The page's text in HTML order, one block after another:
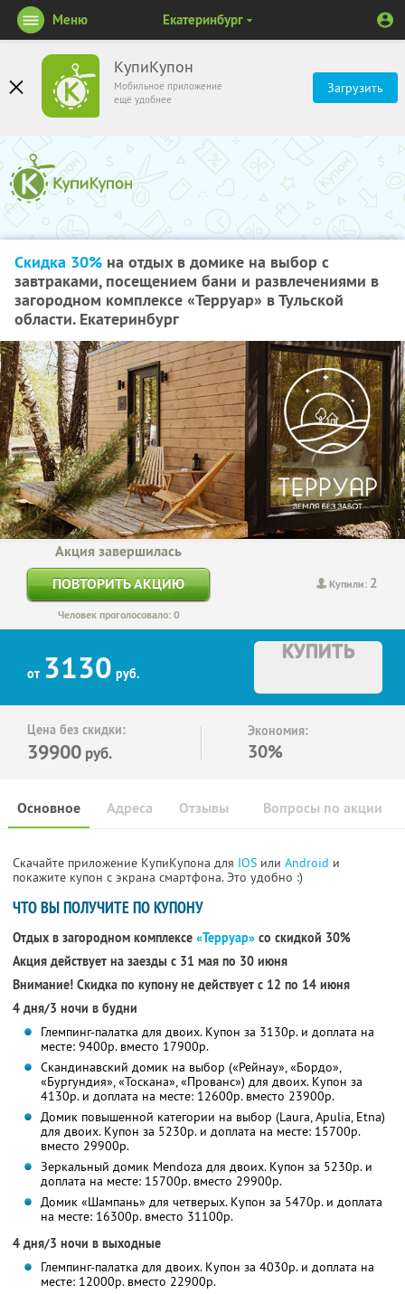
КупиКупон
Мобильное приложение
ещё удобнее
Загрузить
Меню Екатеринбург
Скидка 30% на отдых в домике на выбор с
завтраками, посещением бани и развлечениями в
загородном комплексе «Терруар» в Тульской
области. Екатеринбург
Купили: 2
Акция завершилась
ПОВТОРИТЬ АКЦИЮ
Человек проголосовало: 0
от 3130 руб.
КУПИТЬ
Цена без скидки:
39900 руб.
Экономия:
30%
Основное Отзывы Вопросы по акции
Адреса
Скачайте приложение КупиКупона для IOS или Android и
покажите купон с экрана смартфона. Это удобно :)
ЧТО ВЫ ПОЛУЧИТЕ ПО КУПОНУ
Отдых в загородном комплексе «Терруар» со скидкой 30%
Акция действует на заезды с 31 мая по 30 июня
Внимание! Скидка по купону не действует с 12 по 14 июня
4 дня/3 ночи в будни
Глемпинг-палатка для двоих. Купон за 3130р. и доплата на
месте: 9400р. вместо 17900р.
Скандинавский домик на выбор («Рейнау», «Бордо»,
«Бургундия», «Тоскана», «Прованс») для двоих. Купон за
4130р. и доплата на месте: 12600р. вместо 23900р.
Домик повышенной категории на выбор (Laura, Apulia, Etna)
для двоих. Купон за 5230р. и доплата на месте: 15700р.
вместо 29900р.
Зеркальный домик Mendoza для двоих. Купон за 5230р. и
доплата на месте: 15700р. вместо 29900р.
Домик «Шампань» для четверых. Купон за 5470р. и доплата
на месте: 16300р. вместо 31100р.
4 дня/3 ночи в выходные
Глемпинг-палатка для двоих. Купон за 4030р. и доплата на
месте: 12000р. вместо 22900р.